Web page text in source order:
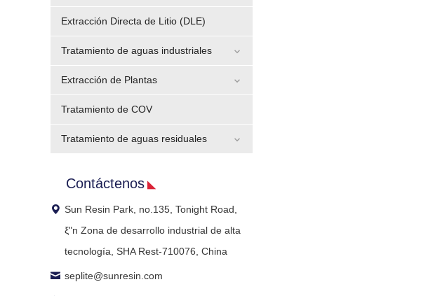
Extracción Directa de Litio (DLE)
Tratamiento de aguas industriales
Extracción de Plantas
Tratamiento de COV
Tratamiento de aguas residuales
Contáctenos
Sun Resin Park, no.135, Tonight Road,
ξ"n Zona de desarrollo industrial de alta
tecnología, SHA Rest-710076, China
seplite@sunresin.com